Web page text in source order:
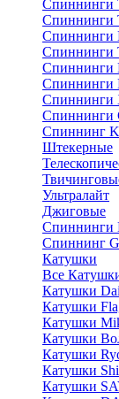
Спиннинги
Спиннинги
Спиннинги
Спиннинги
Спиннинги
Спиннинги
Спиннинги
Спиннинги
Спиннинг
Штекерные
Ультралайт
Джиговые
Спиннинги
Спиннинг
Катушки
Все
Катушки
Катушки
Катушки
Катушки
Катушки
Катушки
Катушки